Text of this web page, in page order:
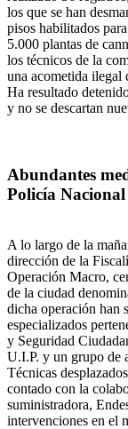
los que se han
pisos habilitados
5.000 plantas de
los técnicos de la
una acometida ilegal
Ha resultado
y no se descartan
Abundantes
Policía Nacional
A lo largo de la
dirección de la
Operación Macro,
de la ciudad
dicha operación han
especializados
y Seguridad
U.I.P. y un grupo de
Técnicas
contado con la
suministradora,
intervenciones en el